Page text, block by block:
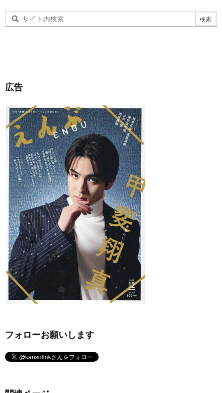
広告
フォローお願いします